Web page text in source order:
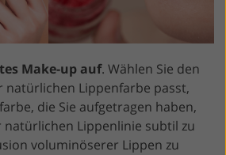
Make-up auf. Wählen Sie den
natürlichen Lippenfarbe passt,
die Sie aufgetragen haben,
Lippenlinie subtil zu
voluminöserer Lippen zu